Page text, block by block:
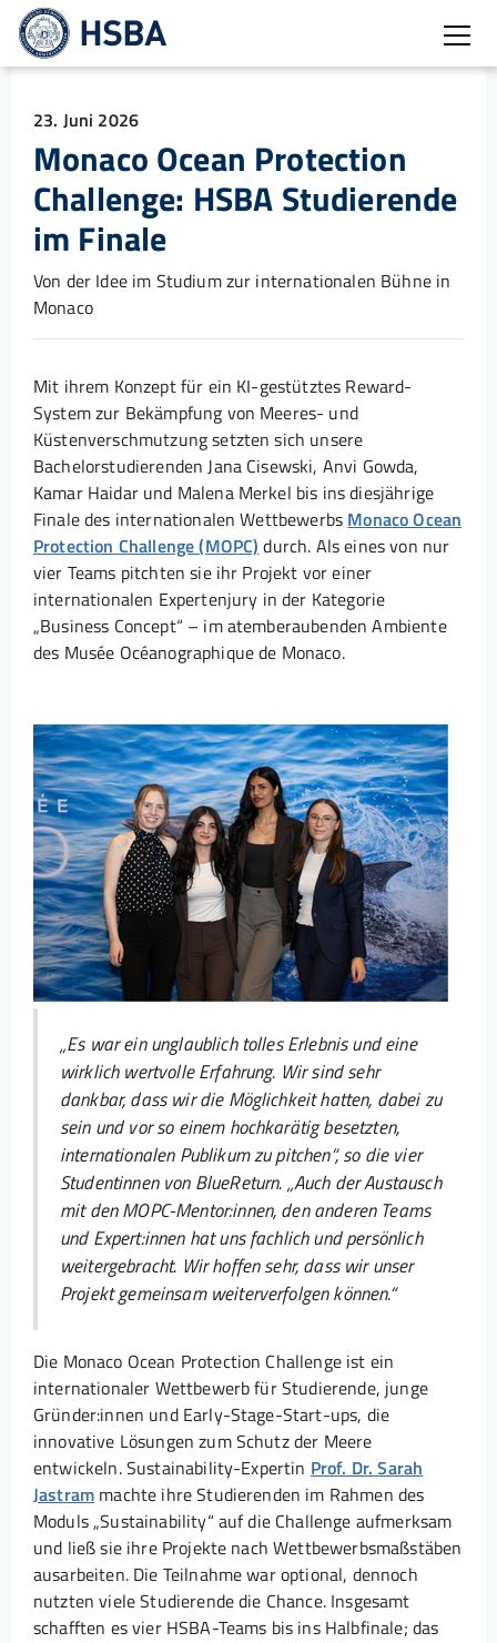
23. Juni 2026
Monaco Ocean Protection
Challenge: HSBA Studierende
im Finale
Von der Idee im Studium zur internationalen Bühne in
Monaco
Mit ihrem Konzept für ein KI-gestütztes Reward-
System zur Bekämpfung von Meeres- und
Küstenverschmutzung setzten sich unsere
Bachelorstudierenden Jana Cisewski, Anvi Gowda,
Kamar Haidar und Malena Merkel bis ins diesjährige
Finale des internationalen Wettbewerbs Monaco Ocean
Protection Challenge (MOPC) durch. Als eines von nur
vier Teams pitchten sie ihr Projekt vor einer
internationalen Expertenjury in der Kategorie
„Business Concept“ – im atemberaubenden Ambiente
des Musée Océanographique de Monaco.
„Es war ein unglaublich tolles Erlebnis und eine
wirklich wertvolle Erfahrung. Wir sind sehr
dankbar, dass wir die Möglichkeit hatten, dabei zu
sein und vor so einem hochkarätig besetzten,
internationalen Publikum zu pitchen“, so die vier
Studentinnen von BlueReturn. „Auch der Austausch
mit den MOPC-Mentor:innen, den anderen Teams
und Expert:innen hat uns fachlich und persönlich
weitergebracht. Wir hoffen sehr, dass wir unser
Projekt gemeinsam weiterverfolgen können.“
Die Monaco Ocean Protection Challenge ist ein
internationaler Wettbewerb für Studierende, junge
Gründer:innen und Early-Stage-Start-ups, die
innovative Lösungen zum Schutz der Meere
entwickeln. Sustainability-Expertin Prof. Dr. Sarah
Jastram machte ihre Studierenden im Rahmen des
Moduls „Sustainability“ auf die Challenge aufmerksam
und ließ sie ihre Projekte nach Wettbewerbsmaßstäben
ausarbeiten. Die Teilnahme war optional, dennoch
nutzten viele Studierende die Chance. Insgesamt
schafften es vier HSBA-Teams bis ins Halbfinale; das